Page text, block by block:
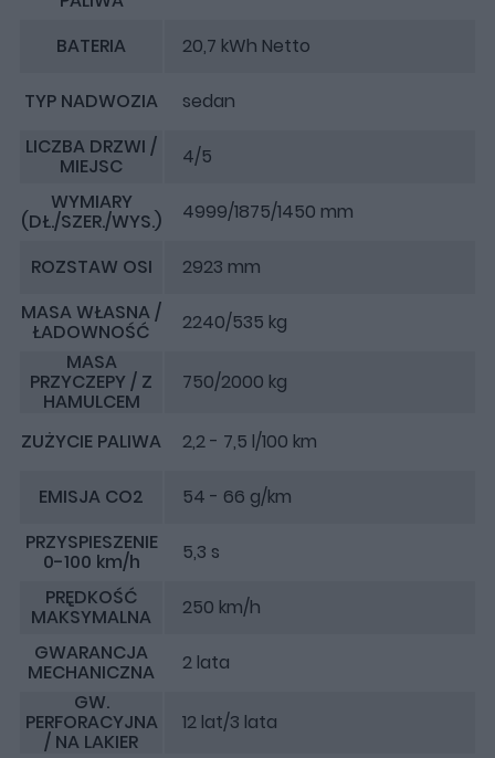
BATERIA 20,7 kWh Netto
TYP NADWOZIA
sedan
LICZBA DRZWI /
MIEJSC
4/5
WYMIARY
(DŁ./SZER./WYS.) 4999/1875/1450 mm
ROZSTAW OSI
2923 mm
MASA WŁASNA /
ŁADOWNOŚĆ
2240/535 kg
MASA
PRZYCZEPY / Z
HAMULCEM
750/2000 kg
ZUŻYCIE PALIWA 2,2 - 7,5 l/100 km
EMISJA CO2
54 - 66 g/km
PRZYSPIESZENIE
0-100 km/h
5,3 s
PRĘDKOŚĆ
MAKSYMALNA
250 km/h
GWARANCJA
MECHANICZNA
2 lata
GW.
PERFORACYJNA
/ NA LAKIER
12 lat/3 lata